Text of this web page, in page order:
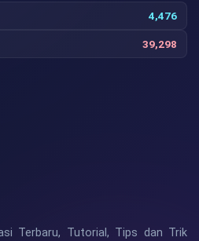
4,476
39,298
Terbaru, Tutorial, Tips dan Trik